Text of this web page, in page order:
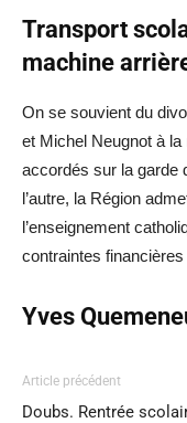
Transport
machine
On se souvient du
et Michel Neugnot à
accordés sur la garde
l’autre, la Région
l’enseignement
contraintes
Yves
Article précédent
Doubs. Rentrée